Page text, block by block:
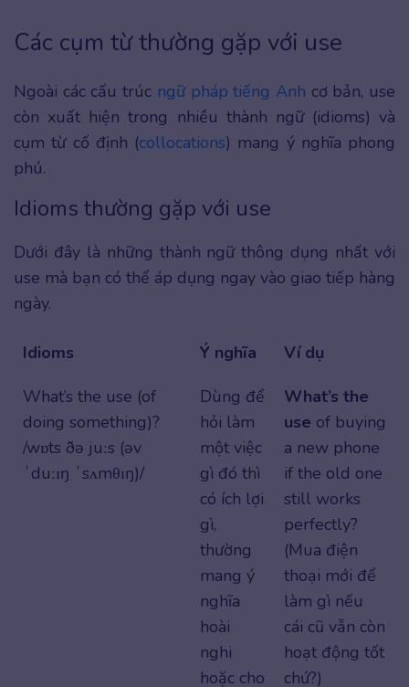
Các cụm từ thường gặp với use
Ngoài các cấu trúc ngữ pháp tiếng Anh cơ bản, use
còn xuất hiện trong nhiều thành ngữ (idioms) và
cụm từ cố định (collocations) mang ý nghĩa phong
phú.
Idioms thường gặp với use
Dưới đây là những thành ngữ thông dụng nhất với
use mà bạn có thể áp dụng ngay vào giao tiếp hàng
ngày.
Idioms Ý nghĩa
Ví dụ
What’s the use (of
doing something)?
/wɒts ðə juːs (əv
ˈduːɪŋ ˈsʌmθɪŋ)/
Dùng để
hỏi làm
một việc
gì đó thì
có ích lợi
gì,
thường
mang ý
nghĩa
hoài
nghi
hoặc cho
What’s the
use of buying
a new phone
if the old one
still works
perfectly?
(Mua điện
thoại mới để
làm gì nếu
cái cũ vẫn còn
hoạt động tốt
chứ?)